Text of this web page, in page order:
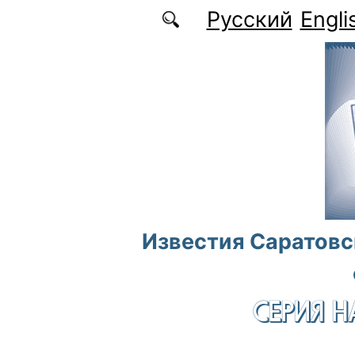
Перейти к основному содержаниюРусский
Известия
СЕРИЯ